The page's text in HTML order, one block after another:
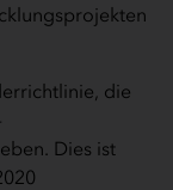
die
Dies ist